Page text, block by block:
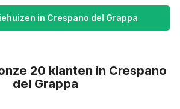
in Crespano del Grappa
20 klanten in Crespano
del Grappa